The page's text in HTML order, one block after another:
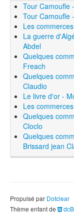
Tour Camoufle
Tour Camoufle
Les
La guerre
Abdel
Quelques
Freach
Quelques
Claudio
Le livre d'or -
Les
Quelques
Cloclo
Quelques
Brissard jean
Propulsé par Dotclear
Thème enfant de